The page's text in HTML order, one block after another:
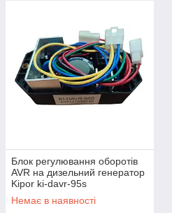
Блок регулювання оборотів
AVR на дизельний генератор
Kipor ki-davr-95s
Немає в наявності